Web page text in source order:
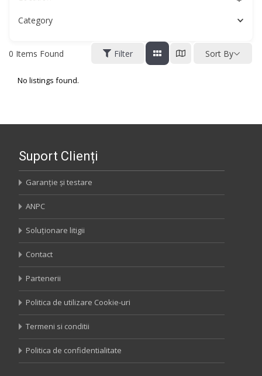
Category
0 Items Found Filter Sort By
No listings found.
Suport Clienți
Garanție și testare
ANPC
Soluționare litigii
Contact
Partenerii
Politica de utilizare Cookie-uri
Termeni si conditii
Politica de confidentialitate